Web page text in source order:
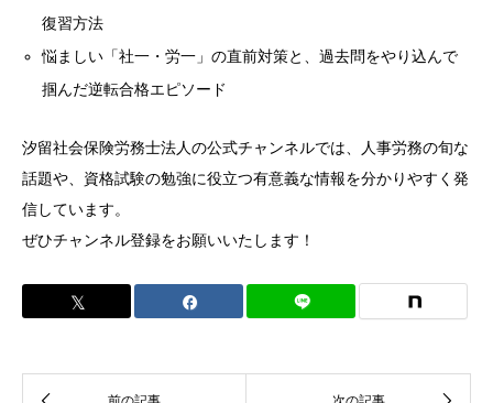
復習方法
悩ましい「社一・労一」の直前対策と、過去問をやり込んで
掴んだ逆転合格エピソード
汐留社会保険労務士法人の公式チャンネルでは、人事労務の旬な
話題や、資格試験の勉強に役立つ有意義な情報を分かりやすく発
信しています。
ぜひチャンネル登録をお願いいたします！